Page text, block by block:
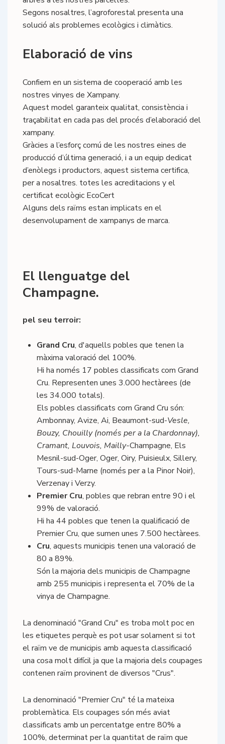
Segons nosaltres, l’agroforestal presenta una
solució als problemes ecològics i climàtics.
Elaboració de vins
Confiem en un sistema de cooperació amb les
nostres vinyes de Xampany.
Aquest model garanteix qualitat, consistència i
traçabilitat en cada pas del procés d’elaboració del
xampany.
Gràcies a l’esforç comú de les nostres eines de
producció d’última generació, i a un equip dedicat
d’enòlegs i productors, aquest sistema certifica,
per a nosaltres. totes les acreditacions y el
certificat ecològic EcoCert
Alguns dels raïms estan implicats en el
desenvolupament de xampanys de marca.
El llenguatge del
Champagne.
pel seu terroir:
Grand Cru, d'aquells pobles que tenen la
màxima valoració del 100%.
Hi ha només 17 pobles classificats com Grand
Cru. Representen unes 3.000 hectàrees (de
les 34.000 totals).
Els pobles classificats com Grand Cru són:
Ambonnay, Avize, Ai, Beaumont-sud-Vesle,
Bouzy, Chouilly (només per a la Chardonnay),
Cramant, Louvois, Mailly-Champagne, Els
Mesnil-sud-Oger, Oger, Oiry, Puisieulx, Sillery,
Tours-sud-Marne (només per a la Pinor Noir),
Verzenay i Verzy.
Premier Cru, pobles que rebran entre 90 i el
99% de valoració.
Hi ha 44 pobles que tenen la qualificació de
Premier Cru, que sumen unes 7.500 hectàrees.
Cru, aquests municipis tenen una valoració de
80 a 89%.
Són la majoria dels municipis de Champagne
amb 255 municipis i representa el 70% de la
vinya de Champagne.
La denominació "Grand Cru" es troba molt poc en
les etiquetes perquè es pot usar solament si tot
el raïm ve de municipis amb aquesta classificació
una cosa molt difícil ja que la majoria dels coupages
contenen raïm provinent de diversos "Crus".
La denominació "Premier Cru" té la mateixa
problemàtica. Els coupages són més aviat
classificats amb un percentatge entre 80% a
100%, determinat per la quantitat de raïm que